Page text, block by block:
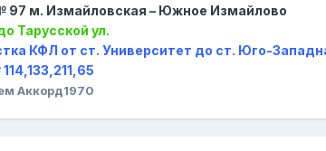
97 м. Измайловская – Южное Измайлово
Тарусской ул.
КФЛ от ст. Университет до ст. Юго-
Аккорд1970